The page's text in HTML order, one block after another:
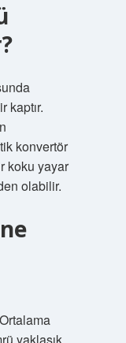
kaptır.
konvertör
koku yayar
olabilir.